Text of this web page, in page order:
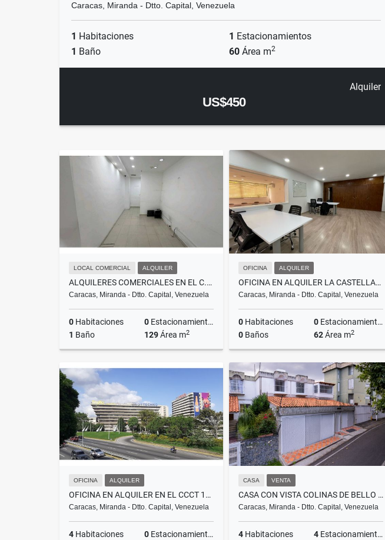
Caracas, Miranda - Dtto. Capital, Venezuela
1 Habitaciones 1 Estacionamientos
1 Baño 60 Área m2
Alquiler
US$450
LOCAL COMERCIAL ALQUILER
ALQUILERES COMERCIALES EN EL C.C TERRAS 14$ X M2
Caracas, Miranda - Dtto. Capital, Venezuela
0 Habitaciones 0 Estacionamientos
1 Baño 129Área m2
Alquiler
OFICINA ALQUILER
OFICINA EN ALQUILER LA CASTELLANA
Caracas, Miranda - Dtto. Capital, Venezuela
0 Habitaciones 0 Estacionamientos
0 Baños 62Área m2
Alquiler
US$1,000
OFICINA ALQUILER
OFICINA EN ALQUILER EN EL CCCT 126M2
Caracas, Miranda - Dtto. Capital, Venezuela
4 Habitaciones 0 Estacionamientos
CASA VENTA
CASA CON VISTA COLINAS DE BELLO MONTE 450 M2
Caracas, Miranda - Dtto. Capital, Venezuela
4 Habitaciones 4 Estacionamientos